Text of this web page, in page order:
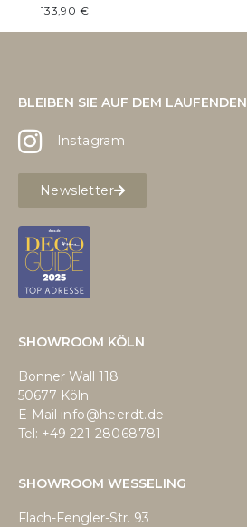
133,90 €
BLEIBEN SIE AUF DEM LAUFENDEN
Instagram
Newsletter
SHOWROOM KÖLN
Bonner Wall 118
50677 Köln
E-Mail info@heerdt.de
Tel: +49 221 28068781
SHOWROOM WESSELING
Flach-Fengler-Str. 93